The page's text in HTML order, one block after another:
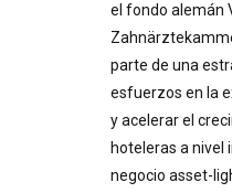
el fondo alemán
parte de una
esfuerzos en la
y acelerar el
hoteleras a nivel
negocio asset-